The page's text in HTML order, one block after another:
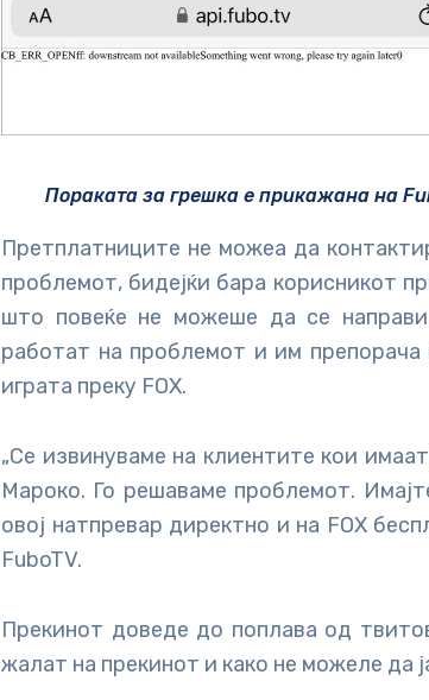
Пораката за грешка е прикажана на
Претплатниците не можеа да
проблемот, бидејќи бара корисникот
што повеќе не можеше да се
работат на проблемот и им препорача
играта преку FOX.
„Се извинуваме на клиентите кои
Мароко. Го решаваме проблемот.
овој натпревар директно и на FOX
FuboTV.
Прекинот доведе до поплава од
жалат на прекинот и како не можеле да